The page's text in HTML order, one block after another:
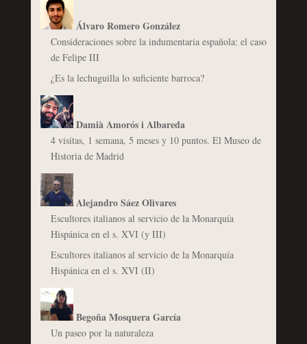
Álvaro Romero González
Consideraciones sobre la indumentaria española: el caso
de Felipe III
¿Es la lechuguilla lo suficiente barroca?
Damià Amorós i Albareda
4 visitas, 1 semana, 5 meses y 10 puntos. El Museo de
Historia de Madrid
Alejandro Sáez Olivares
Escultores italianos al servicio de la Monarquía
Hispánica en el s. XVI (y III)
Escultores italianos al servicio de la Monarquía
Hispánica en el s. XVI (II)
Begoña Mosquera García
Un paseo por la naturaleza